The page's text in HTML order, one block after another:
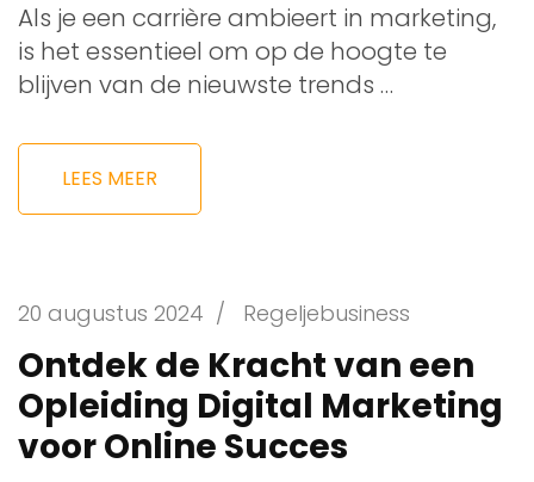
Als je een carrière ambieert in marketing,
is het essentieel om op de hoogte te
blijven van de nieuwste trends …
LEES MEER
20 augustus 2024 / Regeljebusiness
Ontdek de Kracht van een
Opleiding Digital Marketing
voor Online Succes